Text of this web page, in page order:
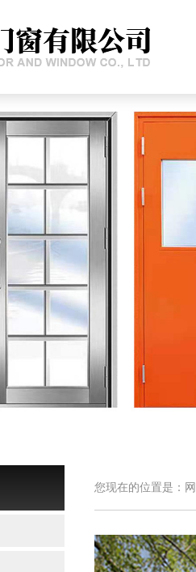
您现在的位置是：